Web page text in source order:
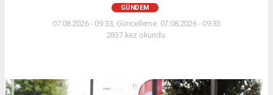
GÜNDEM
07.08.2026 - 09:33, Güncelleme: 07.08.2026 - 09:33
2837 kez okundu.